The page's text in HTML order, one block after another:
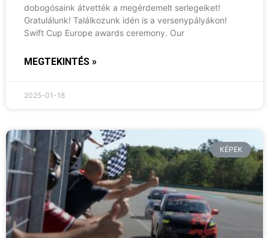
dobogósaink átvették a megérdemelt serlegeiket!
Gratulálunk! Találkozunk idén is a versenypályákon!
Swift Cup Europe awards ceremony. Our
MEGTEKINTÉS »
2025-01-18
KÉPEK